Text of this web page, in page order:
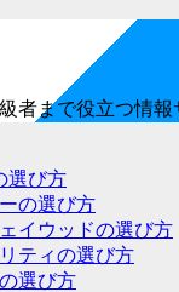
者まで役立つ情報
選び方
の選び方
イウッドの選び方
ティの選び方
選び方